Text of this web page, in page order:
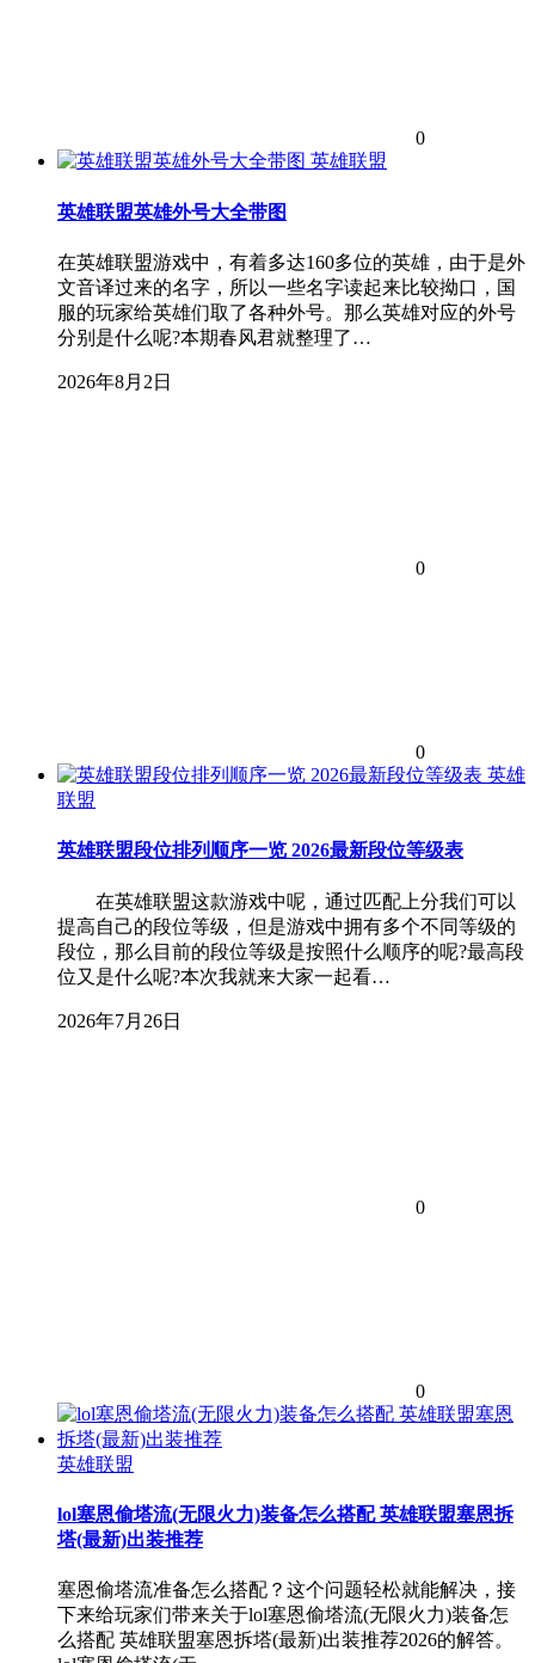
0
英雄联盟
英雄联盟英雄外号大全带图
在英雄联盟游戏中，有着多达160多位的英雄，由于是外
文音译过来的名字，所以一些名字读起来比较拗口，国
服的玩家给英雄们取了各种外号。那么英雄对应的外号
分别是什么呢?本期春风君就整理了…
2026年8月2日
0
0
英雄
联盟
英雄联盟段位排列顺序一览 2026最新段位等级表
在英雄联盟这款游戏中呢，通过匹配上分我们可以
提高自己的段位等级，但是游戏中拥有多个不同等级的
段位，那么目前的段位等级是按照什么顺序的呢?最高段
位又是什么呢?本次我就来大家一起看…
2026年7月26日
0
0
英雄联盟
lol塞恩偷塔流(无限火力)装备怎么搭配 英雄联盟塞恩拆
塔(最新)出装推荐
塞恩偷塔流准备怎么搭配？这个问题轻松就能解决，接
下来给玩家们带来关于lol塞恩偷塔流(无限火力)装备怎
么搭配 英雄联盟塞恩拆塔(最新)出装推荐2026的解答。